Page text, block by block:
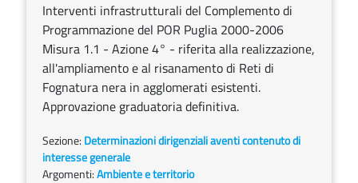
Interventi infrastrutturali del Complemento di
Programmazione del POR Puglia 2000-2006
Misura 1.1 - Azione 4° - riferita alla realizzazione,
all'ampliamento e al risanamento di Reti di
Fognatura nera in agglomerati esistenti.
Approvazione graduatoria definitiva.
Sezione: Determinazioni dirigenziali aventi contenuto di
interesse generale
Argomenti:Ambiente e territorio